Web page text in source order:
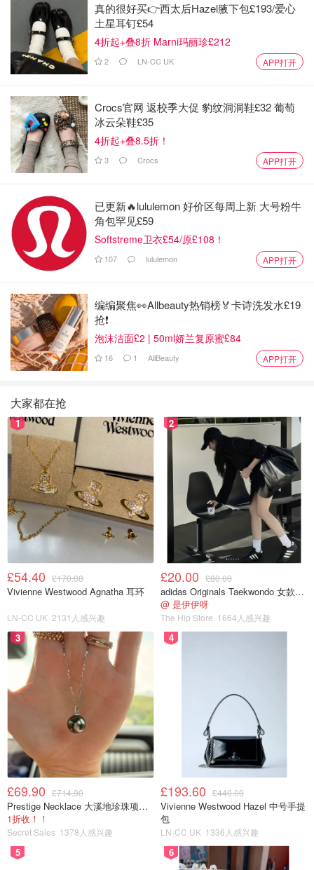
真的很好买👉西太后Hazel腋下包£193/爱心
土星耳钉£54
4折起+叠8折 Marni玛丽珍£212
2 LN-CC UK APP打开
Crocs官网 返校季大促 豹纹洞洞鞋£32 葡萄
冰云朵鞋£35
4折起+叠8.5折！
3 Crocs APP打开
已更新🔥lululemon 好价区每周上新 大号粉牛
角包罕见£59
Softstreme卫衣£54/原£108！
107 lululemon APP打开
编编聚焦👀Allbeauty热销榜🏅卡诗洗发水£19
抢❗
泡沫洁面£2 | 50ml娇兰复原蜜£84
16 1 AllBeauty APP打开
大家都在抢
1
£54.40 £170.00
Vivienne Westwood Agnatha 耳环
LN-CC UK 2131人感兴趣
2
£20.00 £80.00
adidas Originals Taekwondo 女款黑色运动鞋
@ 是伊伊呀
The Hip Store 1664人感兴趣
3
£69.90 £714.90
Prestige Necklace 大溪地珍珠项链 10-11mm
1折收！！
Secret Sales 1378人感兴趣
4
£193.60 £440.00
Vivienne Westwood Hazel 中号手提
包
LN-CC UK 1336人感兴趣
5 6